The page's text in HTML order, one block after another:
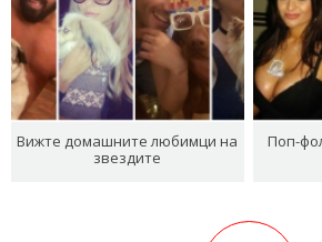
Вижте домашните любимци на
звездите
Поп-